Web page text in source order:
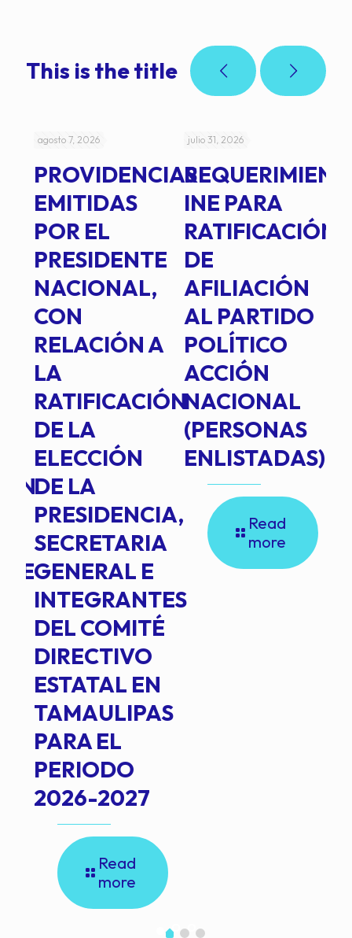
This is the title
agosto 7, 2026
PROVIDENCIAS
EMITIDAS
POR EL
PRESIDENTE
NACIONAL,
CON
RELACIÓN A
LA
RATIFICACIÓN
DE LA
ELECCIÓN
DE LA
PRESIDENCIA,
SECRETARIA
GENERAL E
INTEGRANTES
DEL COMITÉ
DIRECTIVO
ESTATAL EN
TAMAULIPAS
PARA EL
PERIODO
2026-2027
Read
more
julio 31, 2026
INE PARA
RATIFICACIÓN
DE
AFILIACIÓN
AL PARTIDO
POLÍTICO
ACCIÓN
NACIONAL
(PERSONAS
ENLISTADAS)
Read
more